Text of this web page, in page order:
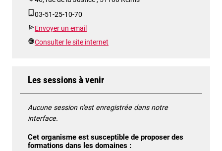
03-51-25-10-70
Envoyer un email
Consulter le site internet
Les sessions à venir
Aucune session n'est enregistrée dans notre
interface.
Cet organisme est susceptible de proposer des
formations dans les domaines :